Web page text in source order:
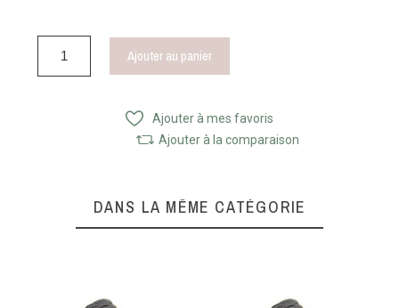
Ajouter au panier
Ajouter à mes favoris
Ajouter à la comparaison
DANS LA MÊME CATÉGORIE